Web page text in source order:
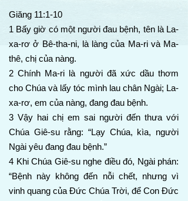
Giăng 11:1-10
1 Bấy giờ có một người đau bệnh, tên là La-
xa-rơ ở Bê-tha-ni, là làng của Ma-ri và Ma-
thê, chị của nàng.
2 Chính Ma-ri là người đã xức dầu thơm
cho Chúa và lấy tóc mình lau chân Ngài; La-
xa-rơ, em của nàng, đang đau bệnh.
3 Vậy hai chị em sai người đến thưa với
Chúa Giê-su rằng: “Lạy Chúa, kìa, người
Ngài yêu đang đau bệnh.”
4 Khi Chúa Giê-su nghe điều đó, Ngài phán:
“Bệnh này không đến nỗi chết, nhưng vì
vinh quang của Đức Chúa Trời, để Con Đức